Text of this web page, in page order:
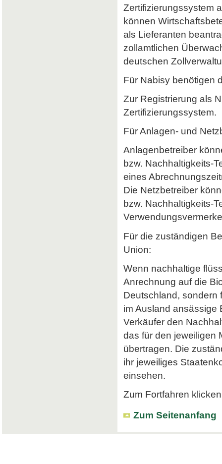
Zertifizierungssystem
können
als Lieferanten
zollamtlichen
deutschen
Für Nabisy benötigen
Zur Registrierung als
Zertifizierungssystem.
Für Anlagen- und
Anlagenbetreiber
bzw. Nachhaltigkeits-
eines
Die Netzbetreiber
bzw. Nachhaltigkeits-
Für die zuständigen
Union:
Wenn nachhaltige
Anrechnung auf die
Deutschland, sondern
im Ausland ansässige
Verkäufer den
das für den jeweiligen
übertragen. Die
ihr jeweiliges
einsehen.
Zum Fortfahren
Zum Seitenanfang